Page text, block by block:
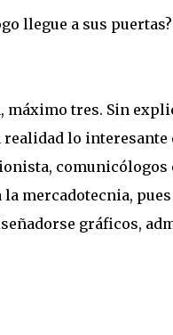
llegue a sus puertas?
máximo tres. Sin
lo
comunicólogos
mercadotecnia,
gráficos,